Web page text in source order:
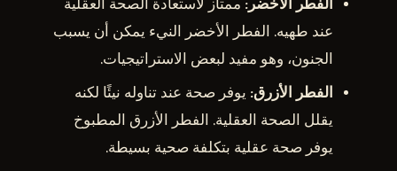
الفطر الأخضر: ممتاز لاستعادة الصحة العقلية
عند طهيه. الفطر الأخضر النيء يمكن أن يسبب
الجنون، وهو مفيد لبعض الاستراتيجيات.
الفطر الأزرق: يوفر صحة عند تناوله نيئًا لكنه
يقلل الصحة العقلية. الفطر الأزرق المطبوخ
يوفر صحة عقلية بتكلفة صحية بسيطة.